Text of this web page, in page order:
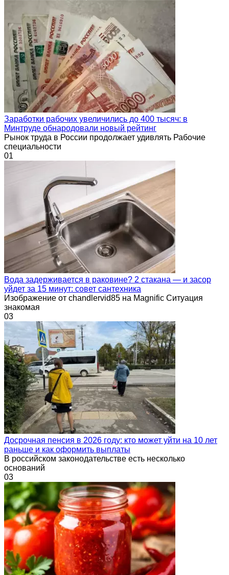
Заработки рабочих увеличились до 400 тысяч: в
Минтруде обнародовали новый рейтинг
Рынок труда в России продолжает удивлять Рабочие
специальности
01
Вода задерживается в раковине? 2 стакана — и засор
уйдет за 15 минут: совет сантехника
Изображение от chandlervid85 на Magnific Ситуация
знакомая
03
Досрочная пенсия в 2026 году: кто может уйти на 10 лет
раньше и как оформить выплаты
В российском законодательстве есть несколько
оснований
03